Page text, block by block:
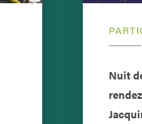
Nuit